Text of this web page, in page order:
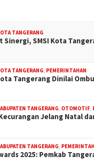
TANGERANG
Sinergi, SMSI Kota
TANGERANG, PEMERINTAHAN
Tangerang Dinilai
TANGERANG, OTOMOTIF,
Jelang Natal
TANGERANG,
2025: Pemkab